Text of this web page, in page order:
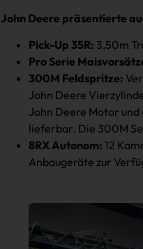
John Deere präsentierte
Pick-Up 35R: 3,50m
Pro Serie
300M Feldspritze:
John Deere
John Deere Motor
lieferbar. Die 300M
8RX Autonom: 12
Anbaugeräte zur